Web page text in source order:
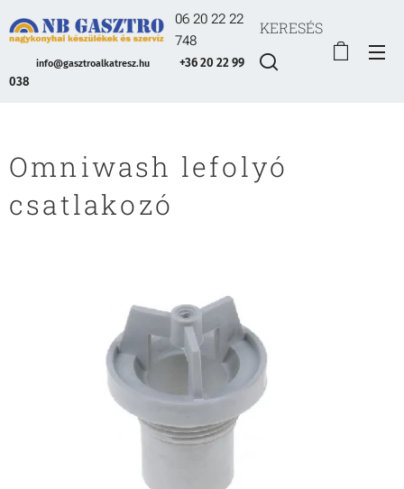
06 20 22 22
748
info@gasztroalkatresz.hu
+36 20 22 99
038
KERESÉS
Omniwash lefolyó
csatlakozó